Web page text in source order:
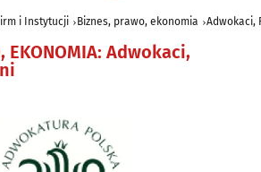
i Instytucji Biznes, prawo, ekonomia Adwokaci,
EKONOMIA: Adwokaci,